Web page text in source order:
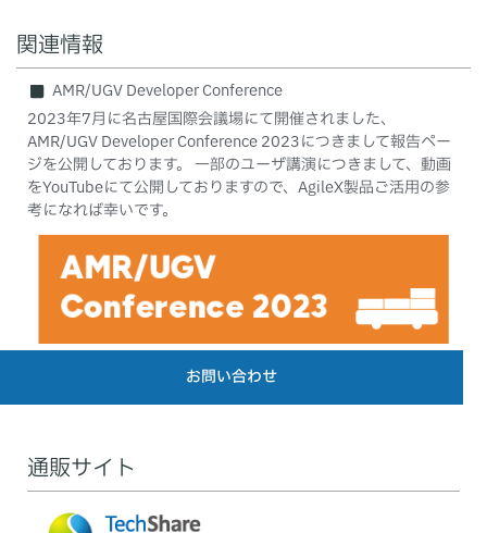
関連情報
AMR/UGV Developer Conference
2023年7月に名古屋国際会議場にて開催されました、
AMR/UGV Developer Conference 2023につきまして報告ペー
ジを公開しております。 一部のユーザ講演につきまして、動画
をYouTubeにて公開しておりますので、AgileX製品ご活用の参
考になれば幸いです。
通販サイト
お問い合わせ